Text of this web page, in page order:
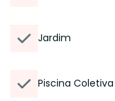
Jardim
Piscina Coletiva